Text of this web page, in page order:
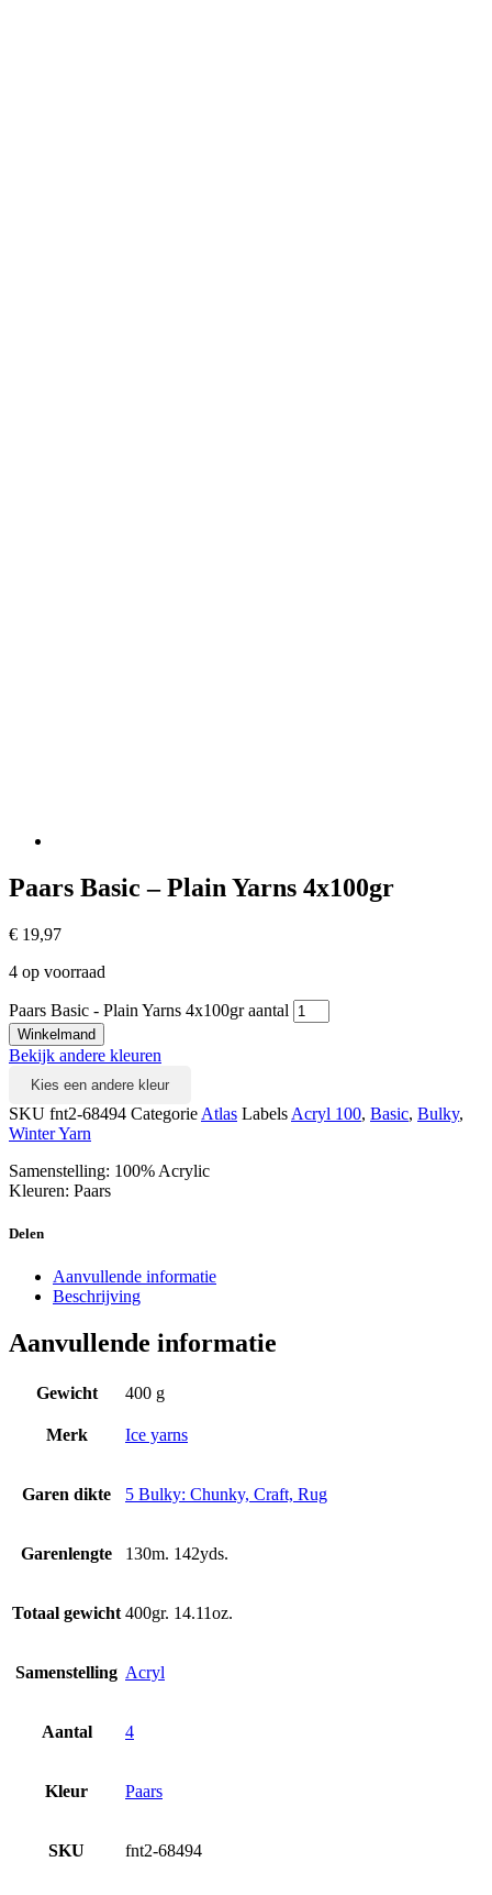
Paars Basic – Plain Yarns 4x100gr
€ 19,97
4 op voorraad
Paars Basic - Plain Yarns 4x100gr aantal
Winkelmand
Bekijk andere kleuren
Kies een andere kleur
SKU fnt2-68494 Categorie Atlas Labels Acryl 100, Basic, Bulky,
Winter Yarn
Samenstelling: 100% Acrylic
Kleuren: Paars
Delen
Aanvullende informatie
Beschrijving
Aanvullende informatie
Gewicht 400 g
Merk Ice yarns
Garen dikte 5 Bulky: Chunky, Craft, Rug
Garenlengte 130m. 142yds.
Totaal gewicht 400gr. 14.11oz.
Samenstelling Acryl
Aantal 4
Kleur Paars
SKU fnt2-68494